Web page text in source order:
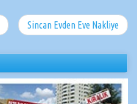
Sincan Evden Eve Nakliye